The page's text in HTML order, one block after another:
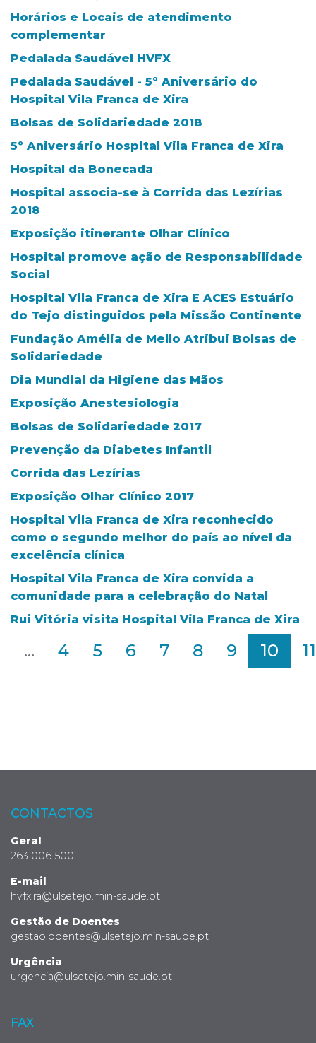
Horários e Locais de atendimento
complementar
Pedalada Saudável HVFX
Pedalada Saudável - 5º Aniversário do
Hospital Vila Franca de Xira
Bolsas de Solidariedade 2018
5º Aniversário Hospital Vila Franca de Xira
Hospital da Bonecada
Hospital associa-se à Corrida das Lezírias
2018
Exposição itinerante Olhar Clínico
Hospital promove ação de Responsabilidade
Social
Hospital Vila Franca de Xira E ACES Estuário
do Tejo distinguidos pela Missão Continente
Fundação Amélia de Mello Atribui Bolsas de
Solidariedade
Dia Mundial da Higiene das Mãos
Exposição Anestesiologia
Bolsas de Solidariedade 2017
Prevenção da Diabetes Infantil
Corrida das Lezírias
Exposição Olhar Clínico 2017
Hospital Vila Franca de Xira reconhecido
como o segundo melhor do país ao nível da
excelência clínica
Hospital Vila Franca de Xira convida a
comunidade para a celebração do Natal
Rui Vitória visita Hospital Vila Franca de Xira
... 4 5 6 7 8 9 10 11
CONTACTOS
Geral
263 006 500
E-mail
hvfxira@ulsetejo.min-saude.pt
Gestão de Doentes
gestao.doentes@ulsetejo.min-saude.pt
Urgência
urgencia@ulsetejo.min-saude.pt
FAX